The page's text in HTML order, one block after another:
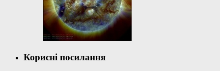
Корисні посилання